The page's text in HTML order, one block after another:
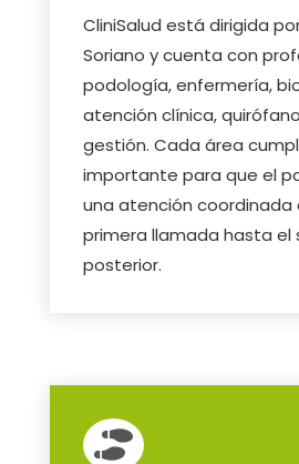
CliniSalud está dirigida
Soriano y cuenta con
podología, enfermería,
atención clínica,
gestión. Cada área
importante para que el
una atención coordinada
primera llamada hasta el
posterior.
